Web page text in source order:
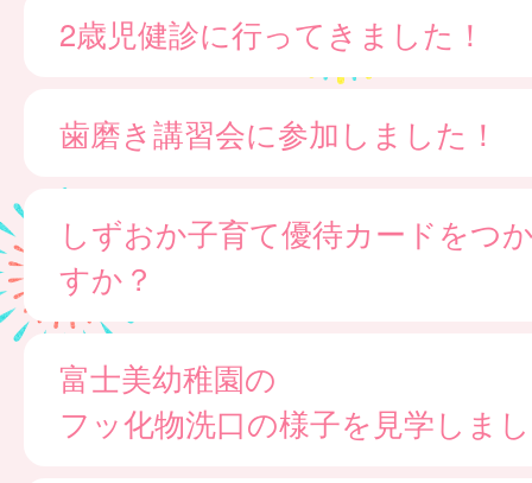
2歳児健診に行ってきました！
歯磨き講習会に参加しました！
しずおか子育て優待カードをつ
すか？
富士美幼稚園の
フッ化物洗口の様子を見学しま